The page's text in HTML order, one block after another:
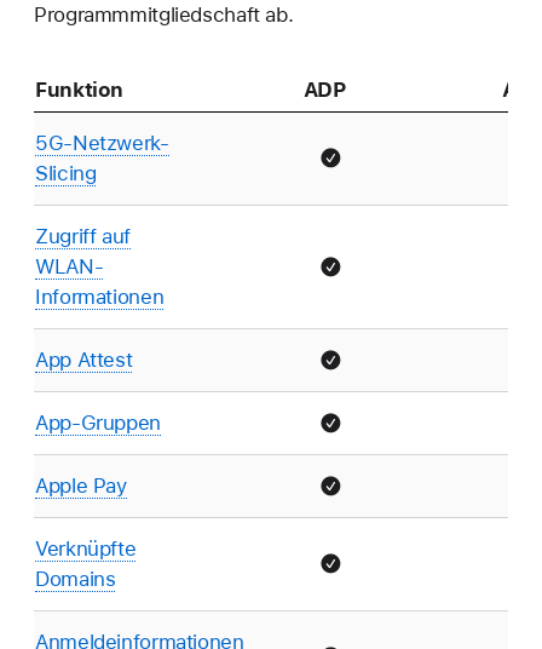
Programmmitgliedschaft ab.
Funktion ADP
5G-Netzwerk-
Slicing
Zugriff auf
WLAN-
Informationen
App Attest
App-Gruppen
Apple Pay
Verknüpfte
Domains
Anmeldeinformationen